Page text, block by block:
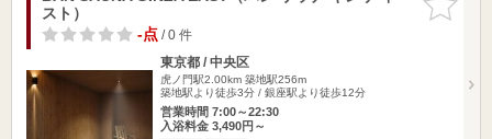
りに追加
スト）
-点/ 0 件
東京都 / 中央区
虎ノ門駅2.00km 築地駅256m
築地駅より徒歩3分 / 銀座駅より徒歩12分
営業時間 7:00～22:30
入浴料金 3,490円～